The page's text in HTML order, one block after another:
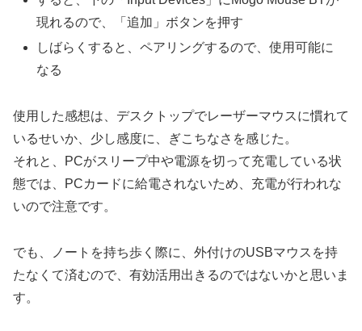
現れるので、「追加」ボタンを押す
しばらくすると、ペアリングするので、使用可能に
なる
使用した感想は、デスクトップでレーザーマウスに慣れて
いるせいか、少し感度に、ぎこちなさを感じた。
それと、PCがスリープ中や電源を切って充電している状
態では、PCカードに給電されないため、充電が行われな
いので注意です。
でも、ノートを持ち歩く際に、外付けのUSBマウスを持
たなくて済むので、有効活用出きるのではないかと思いま
す。